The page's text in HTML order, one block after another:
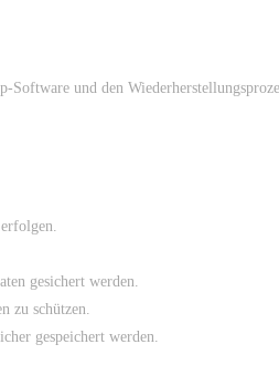
Software und den
gesichert werden.
zu schützen.
gespeichert werden.